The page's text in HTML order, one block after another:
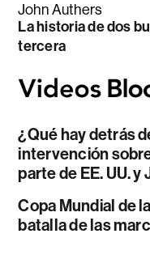
John Authers
La historia de dos
tercera
¿Qué hay detrás
intervención
parte de EE. UU. y
Copa Mundial de
batalla de las